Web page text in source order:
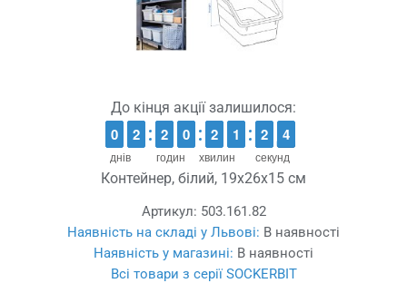
До кінця акції залишилося:
днів
9
9
0
0 1
1
2
2
годин
1
1
2
2 9
9
0
0
хвилин
1
1
2
2 1
1
1
1
секунд
3
2
2 3
3
2
Контейнер, білий, 19x26x15 см
Артикул: 503.161.82
Наявність на складі у Львові: В наявності
Наявність у магазині: В наявності
Всі товари з серії SOCKERBIT